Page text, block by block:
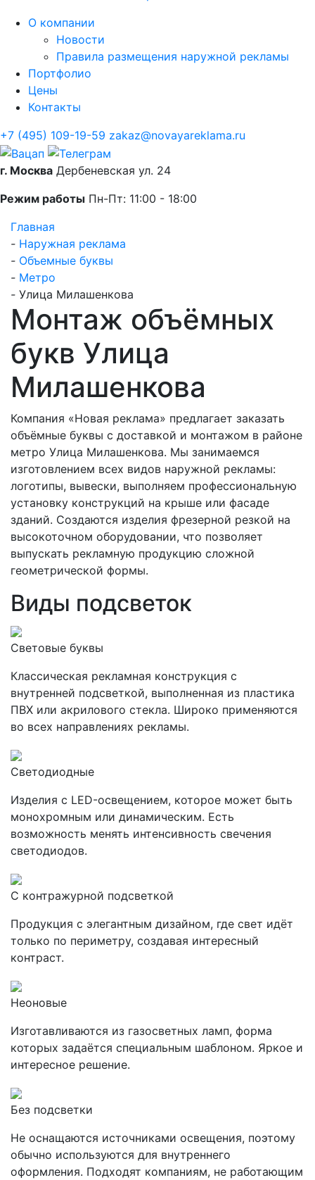
О компании
Новости
Правила размещения наружной рекламы
Портфолио
Цены
Контакты
+7 (495) 109-19-59 zakaz@novayareklama.ru
г. Москва Дербеневская ул. 24
Режим работы Пн-Пт: 11:00 - 18:00
Главная
- Наружная реклама
- Объемные буквы
- Метро
- Улица Милашенкова
Монтаж объёмных
букв Улица
Милашенкова
Компания «Новая реклама» предлагает заказать
объёмные буквы с доставкой и монтажом в районе
метро Улица Милашенкова. Мы занимаемся
изготовлением всех видов наружной рекламы:
логотипы, вывески, выполняем профессиональную
установку конструкций на крыше или фасаде
зданий. Создаются изделия фрезерной резкой на
высокоточном оборудовании, что позволяет
выпускать рекламную продукцию сложной
геометрической формы.
Виды подсветок
Световые буквы
Классическая рекламная конструкция с
внутренней подсветкой, выполненная из пластика
ПВХ или акрилового стекла. Широко применяются
во всех направлениях рекламы.
Светодиодные
Изделия с LED-освещением, которое может быть
монохромным или динамическим. Есть
возможность менять интенсивность свечения
светодиодов.
С контражурной подсветкой
Продукция с элегантным дизайном, где свет идёт
только по периметру, создавая интересный
контраст.
Неоновые
Изготавливаются из газосветных ламп, форма
которых задаётся специальным шаблоном. Яркое и
интересное решение.
Без подсветки
Не оснащаются источниками освещения, поэтому
обычно используются для внутреннего
оформления. Подходят компаниям, не работающим